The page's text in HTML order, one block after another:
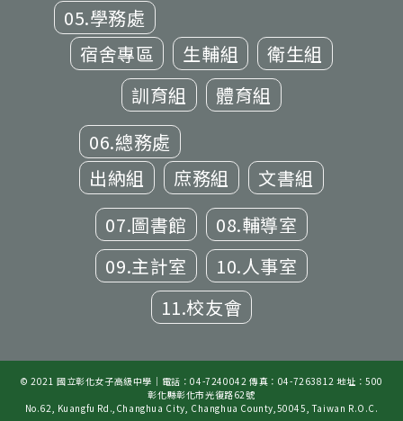
05.學務處
宿舍專區
生輔組
衛生組
訓育組
體育組
06.總務處
出納組
庶務組
文書組
07.圖書館
08.輔導室
09.主計室
10.人事室
11.校友會
© 2021 國立彰化女子高級中學｜電話：04-7240042 傳真：04-7263812 地址：500
彰化縣彰化市光復路62號
No.62, Kuangfu Rd.,Changhua City, Changhua County,50045, Taiwan R.O.C.